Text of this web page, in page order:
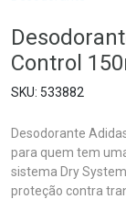
Control
533882
Desodorante
para quem tem
sistema Dry
proteção contra